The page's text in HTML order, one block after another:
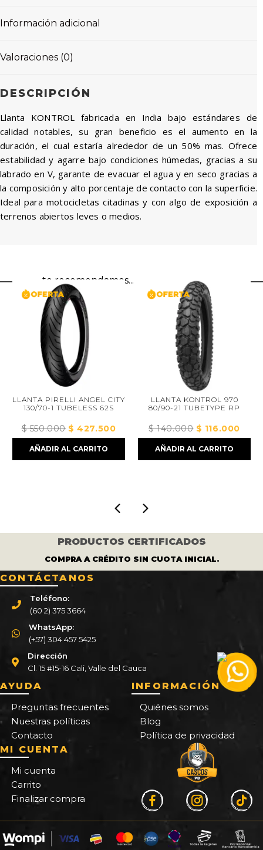
Información adicional
Valoraciones (0)
DESCRIPCIÓN
Llanta KONTROL fabricada en India bajo estándares de
calidad notables, su gran beneficio es el aumento en la
duración, el cual estaría alrededor de un 50% mas. Ofrece
estabilidad y agarre bajo condiciones húmedas, gracias a su
labrado en V, garante de evacuar el agua y en seco gracias a
la composición y alto porcentaje de contacto con la superficie.
Ideal para motocicletas citadinas y con algo de exposición a
terrenos abiertos leves o medios.
te recomendamos...
LLANTA PIRELLI ANGEL CITY
130/70-1 TUBELESS 62S
$550.000 El
precio
original
$427.500El
precio
AÑADIR AL CARRITO
LLANTA KONTROL 970
80/90-21 TUBETYPE RP
$140.000 El
precio
original
$116.000El
AÑADIR AL CARRITO
PRODUCTOS CERTIFICADOS
COMPRA A CRÉDITO SIN CUOTA INICIAL.
CONTÁCTANOS
Teléfono:
(60 2) 375 3664
WhatsApp:
(+57) 304 457 5425
Dirección
Cl. 15 #15-16 Cali, Valle del Cauca
AYUDA
Preguntas frecuentes
Nuestras políticas
Contacto
INFORMACIÓN
Quiénes somos
Blog
Política de privacidad
MI CUENTA
Mi cuenta
Carrito
Finalizar compra